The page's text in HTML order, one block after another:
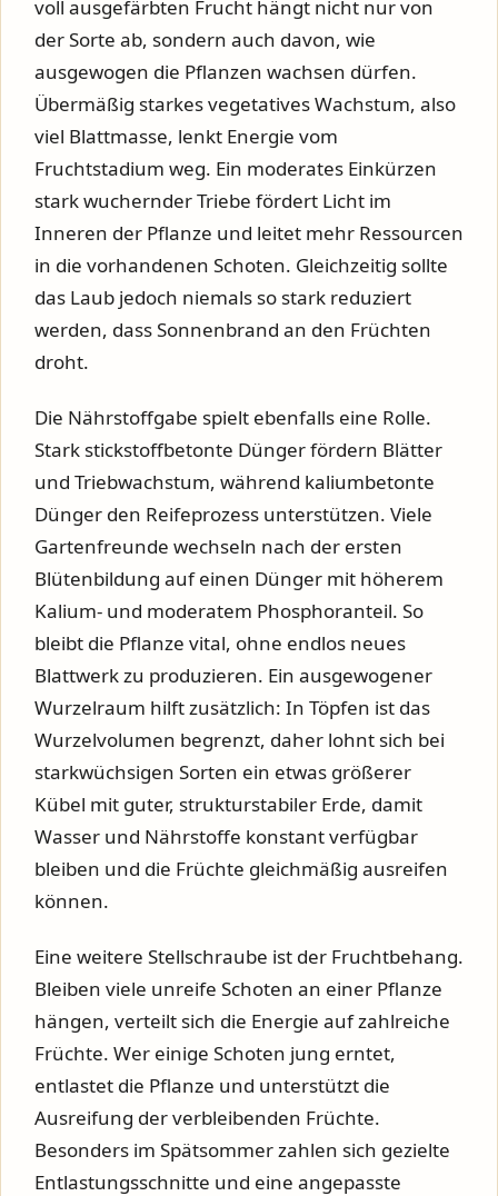
voll ausgefärbten Frucht hängt nicht nur von
der Sorte ab, sondern auch davon, wie
ausgewogen die Pflanzen wachsen dürfen.
Übermäßig starkes vegetatives Wachstum, also
viel Blattmasse, lenkt Energie vom
Fruchtstadium weg. Ein moderates Einkürzen
stark wuchernder Triebe fördert Licht im
Inneren der Pflanze und leitet mehr Ressourcen
in die vorhandenen Schoten. Gleichzeitig sollte
das Laub jedoch niemals so stark reduziert
werden, dass Sonnenbrand an den Früchten
droht.
Die Nährstoffgabe spielt ebenfalls eine Rolle.
Stark stickstoffbetonte Dünger fördern Blätter
und Triebwachstum, während kaliumbetonte
Dünger den Reifeprozess unterstützen. Viele
Gartenfreunde wechseln nach der ersten
Blütenbildung auf einen Dünger mit höherem
Kalium- und moderatem Phosphoranteil. So
bleibt die Pflanze vital, ohne endlos neues
Blattwerk zu produzieren. Ein ausgewogener
Wurzelraum hilft zusätzlich: In Töpfen ist das
Wurzelvolumen begrenzt, daher lohnt sich bei
starkwüchsigen Sorten ein etwas größerer
Kübel mit guter, strukturstabiler Erde, damit
Wasser und Nährstoffe konstant verfügbar
bleiben und die Früchte gleichmäßig ausreifen
können.
Eine weitere Stellschraube ist der Fruchtbehang.
Bleiben viele unreife Schoten an einer Pflanze
hängen, verteilt sich die Energie auf zahlreiche
Früchte. Wer einige Schoten jung erntet,
entlastet die Pflanze und unterstützt die
Ausreifung der verbleibenden Früchte.
Besonders im Spätsommer zahlen sich gezielte
Entlastungsschnitte und eine angepasste